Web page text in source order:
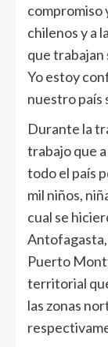
compromiso
chilenos y a
que trabajan
Yo estoy
nuestro país
Durante la
trabajo que
todo el país
mil niños,
cual se
Puerto
territorial
las zonas